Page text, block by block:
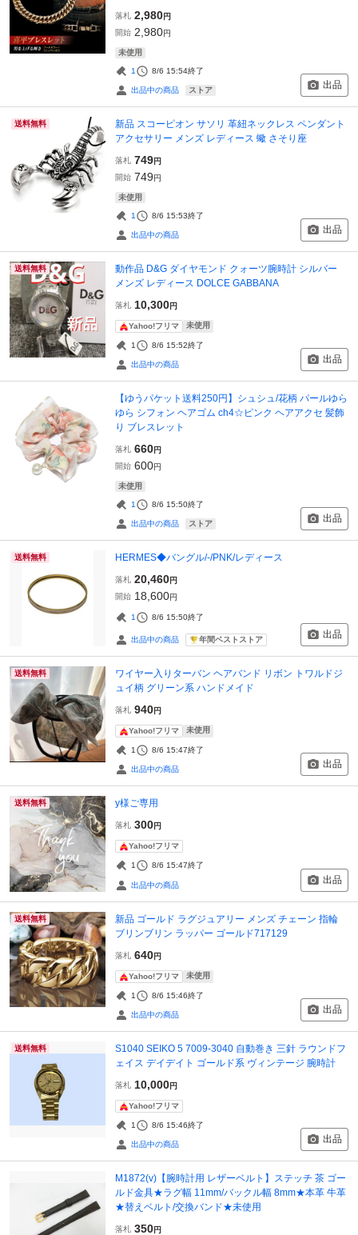
落札 2,980円
開始 2,980円
未使用
1 8/6 15:54終了
出品中の商品 ストア 出品
送料無料
新品 スコーピオン サソリ 革紐ネックレス ペンダント
アクセサリー メンズ レディース 蠍 さそり座
落札 749円
開始 749円
未使用
1 8/6 15:53終了
出品中の商品 出品
送料無料
動作品 D&G ダイヤモンド クォーツ腕時計 シルバー
メンズ レディース DOLCE GABBANA
落札 10,300円
Yahoo!フリマ 未使用
1 8/6 15:52終了
出品中の商品 出品
【ゆうパケット送料250円】シュシュ/花柄 パールゆら
ゆら シフォン ヘアゴム ch4☆ピンク ヘアアクセ 髪飾
り ブレスレット
落札 660円
開始 600円
未使用
1 8/6 15:50終了
出品中の商品 ストア 出品
送料無料 HERMES◆バングル/-/PNK/レディース
落札 20,460円
開始 18,600円
1 8/6 15:50終了
出品中の商品 年間ベストストア 出品
送料無料
ワイヤー入りターバン ヘアバンド リボン トワルドジ
ュイ柄 グリーン系 ハンドメイド
落札 940円
Yahoo!フリマ 未使用
1 8/6 15:47終了
出品中の商品 出品
送料無料 y様ご専用
落札 300円
Yahoo!フリマ
1 8/6 15:47終了
出品中の商品 出品
送料無料
新品 ゴールド ラグジュアリー メンズ チェーン 指輪
ブリンブリン ラッパー ゴールド717129
落札 640円
Yahoo!フリマ 未使用
1 8/6 15:46終了
出品中の商品 出品
送料無料
S1040 SEIKO 5 7009-3040 自動巻き 三針 ラウンドフ
ェイス デイデイト ゴールド系 ヴィンテージ 腕時計
落札 10,000円
Yahoo!フリマ
1 8/6 15:46終了
出品中の商品 出品
M1872(v)【腕時計用 レザーベルト】ステッチ 茶 ゴー
ルド金具★ラグ幅 11mm/バックル幅 8mm★本革 牛革
★替えベルト/交換バンド★未使用
落札 350円